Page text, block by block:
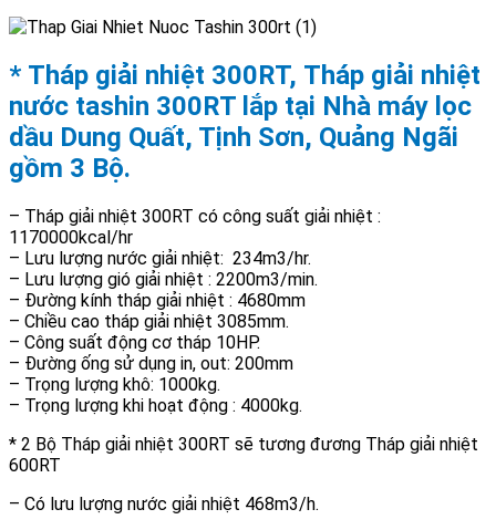
* Tháp giải nhiệt 300RT, Tháp giải nhiệt
nước tashin 300RT lắp tại Nhà máy lọc
dầu Dung Quất, Tịnh Sơn, Quảng Ngãi
gồm 3 Bộ.
– Tháp giải nhiệt 300RT có công suất giải nhiệt :
1170000kcal/hr
– Lưu lượng nước giải nhiệt: 234m3/hr.
– Lưu lượng gió giải nhiệt : 2200m3/min.
– Đường kính tháp giải nhiệt : 4680mm
– Chiều cao tháp giải nhiệt 3085mm.
– Công suất động cơ tháp 10HP.
– Đường ống sử dụng in, out: 200mm
– Trọng lượng khô: 1000kg.
– Trọng lượng khi hoạt động : 4000kg.
* 2 Bộ Tháp giải nhiệt 300RT sẽ tương đương Tháp giải nhiệt
600RT
– Có lưu lượng nước giải nhiệt 468m3/h.